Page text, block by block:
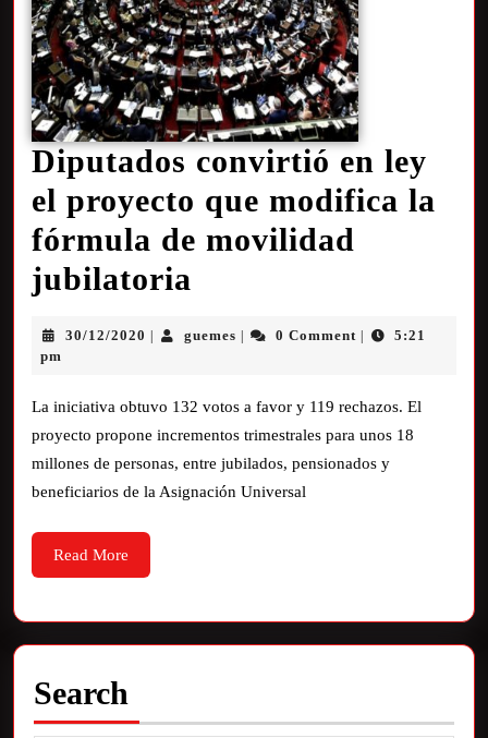
Diputados convirtió en ley
el proyecto que modifica la
fórmula de movilidad
jubilatoria
30/12/2020 guemes 0 Comment
5:21
pm
La iniciativa obtuvo 132 votos a favor y 119 rechazos. El
proyecto propone incrementos trimestrales para unos 18
millones de personas, entre jubilados, pensionados y
beneficiarios de la Asignación Universal
Read More
Search